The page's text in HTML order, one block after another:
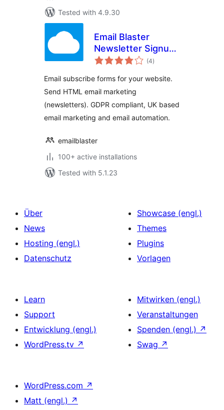
Tested with 4.9.30
Email Blaster
Newsletter Signup
Form
(4total
ratings
)
Email subscribe forms for your website.
Send HTML email marketing
(newsletters). GDPR compliant, UK based
email marketing and email automation.
emailblaster
100+ active installations
Tested with 5.1.23
Über
News
Hosting (engl.)
Datenschutz
Showcase (engl.)
Themes
Plugins
Vorlagen
Learn
Support
Entwicklung (engl.)
WordPress.tv ↗
Mitwirken (engl.)
Veranstaltungen
Spenden (engl.) ↗
Swag ↗
WordPress.com ↗
Matt (engl.) ↗